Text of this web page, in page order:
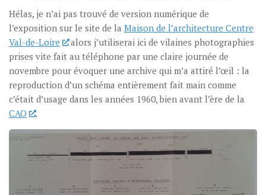
Hélas, je n’ai pas trouvé de version numérique de
l’exposition sur le site de la Maison de l’architecture Centre
Val-de-Loire
alors j’utiliserai ici de vilaines photographies
prises vite fait au téléphone par une claire journée de
novembre pour évoquer une archive qui m’a attiré l’œil : la
reproduction d’un schéma entièrement fait main comme
c’était d’usage dans les années 1960, bien avant l’ère de la
CAO
.